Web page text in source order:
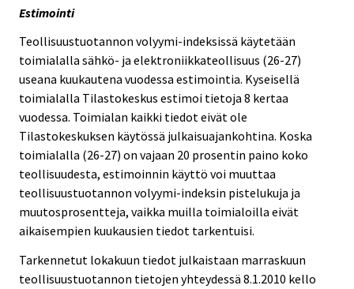
Estimointi
Teollisuustuotannon volyymi-indeksissä käytetään
toimialalla sähkö- ja elektroniikkateollisuus (26-27)
useana kuukautena vuodessa estimointia. Kyseisellä
toimialalla Tilastokeskus estimoi tietoja 8 kertaa
vuodessa. Toimialan kaikki tiedot eivät ole
Tilastokeskuksen käytössä julkaisuajankohtina. Koska
toimialalla (26-27) on vajaan 20 prosentin paino koko
teollisuudesta, estimoinnin käyttö voi muuttaa
teollisuustuotannon volyymi-indeksin pistelukuja ja
muutosprosentteja, vaikka muilla toimialoilla eivät
aikaisempien kuukausien tiedot tarkentuisi.
Tarkennetut lokakuun tiedot julkaistaan marraskuun
teollisuustuotannon tietojen yhteydessä 8.1.2010 kello